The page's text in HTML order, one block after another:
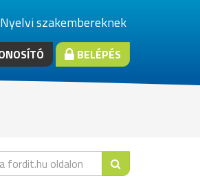
Nyelvi szakembereknek
BELÉPÉS